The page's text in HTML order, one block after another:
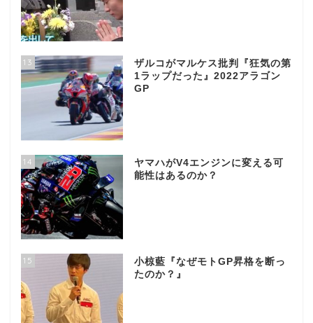
13
ザルコがマルケス批判『狂気の第
1ラップだった』2022アラゴン
GP
14
ヤマハがV4エンジンに変える可
能性はあるのか？
15
小椋藍『なぜモトGP昇格を断っ
たのか？』